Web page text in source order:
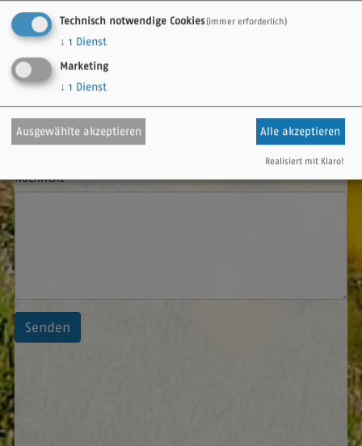
E-Mail
Betreff
Nachricht
Senden
Technisch notwendige Cookies(immer erforderlich)
↓ 1 Dienst
Marketing
↓ 1 Dienst
Ausgewählte akzeptieren Alle akzeptieren
Realisiert mit Klaro!